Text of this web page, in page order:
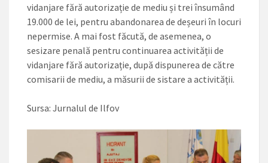
vidanjare fără autorizație de mediu și trei însumând
19.000 de lei, pentru abandonarea de deșeuri în locuri
nepermise. A mai fost făcută, de asemenea, o
sesizare penală pentru continuarea activității de
vidanjare fără autorizație, după dispunerea de către
comisarii de mediu, a măsurii de sistare a activității.
Sursa: Jurnalul de Ilfov